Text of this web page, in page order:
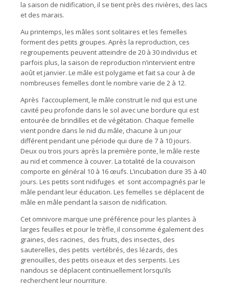
la saison de nidification, il se tient près des rivières, des lacs
et des marais.
Au printemps, les mâles sont solitaires et les femelles
forment des petits groupes. Après la reproduction, ces
regroupements peuvent atteindre de 20 à 30 individus et
parfois plus, la saison de reproduction n’intervient entre
août et janvier. Le mâle est polygame et fait sa cour à de
nombreuses femelles dont le nombre varie de 2 à 12.
Après l’accouplement, le mâle construit le nid qui est une
cavité peu profonde dans le sol avec une bordure qui est
entourée de brindilles et de végétation. Chaque femelle
vient pondre dans le nid du mâle, chacune à un jour
différent pendant une période qui dure de 7 à 10 jours.
Deux ou trois jours après la première ponte, le mâle reste
au nid et commence à couver. La totalité de la couvaison
comporte en général 10 à 16 œufs. L’incubation dure 35 à 40
jours. Les petits sont nidifuges et sont accompagnés par le
mâle pendant leur éducation. Les femelles se déplacent de
mâle en mâle pendant la saison de nidification.
Cet omnivore marque une préférence pour les plantes à
larges feuilles et pour le trèfle, il consomme également des
graines, des racines, des fruits, des insectes, des
sauterelles, des petits vertébrés, des lézards, des
grenouilles, des petits oiseaux et des serpents. Les
nandous se déplacent continuellement lorsqu’ils
recherchent leur nourriture.